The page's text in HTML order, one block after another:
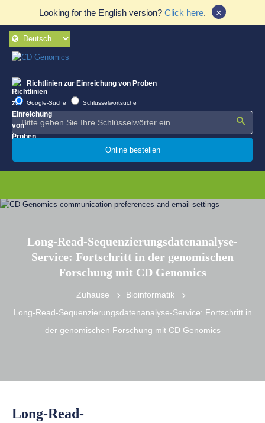
Looking for the English version? Click here. ×
Richtlinien zur Einreichung von Proben
Google-Suche Schlüsselwortsuche
Online bestellen
Long-Read-Sequenzierungsdatenanalyse-
Service: Fortschritt in der genomischen
Forschung mit CD Genomics
Zuhause
Bioinformatik
Long-Read-Sequenzierungsdatenanalyse-Service: Fortschritt in
der genomischen Forschung mit CD Genomics
Long-Read-